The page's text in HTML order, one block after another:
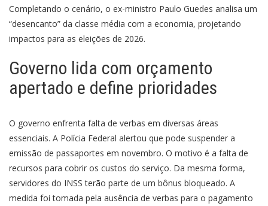
Completando o cenário, o ex-ministro Paulo Guedes analisa um
“desencanto” da classe média com a economia, projetando
impactos para as eleições de 2026.
Governo lida com orçamento
apertado e define prioridades
O governo enfrenta falta de verbas em diversas áreas
essenciais. A Polícia Federal alertou que pode suspender a
emissão de passaportes em novembro. O motivo é a falta de
recursos para cobrir os custos do serviço. Da mesma forma,
servidores do INSS terão parte de um bônus bloqueado. A
medida foi tomada pela ausência de verbas para o pagamento